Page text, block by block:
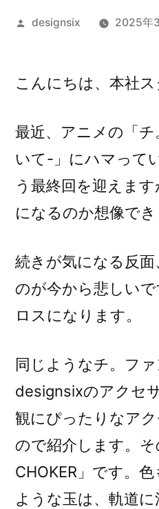
投
designsix 2025年
こんにちは、本社ス
最近、アニメの「
いて-」にハマって
う最終回を迎えま
になるのか想像でき
続きが気になる反
のが今から悲しいで
ロスになります。
同じようなチ。ファ
designsixのアクセ
観にぴったりなア
ので紹介します。そ
CHOKER」です。
ような玉は、軌道